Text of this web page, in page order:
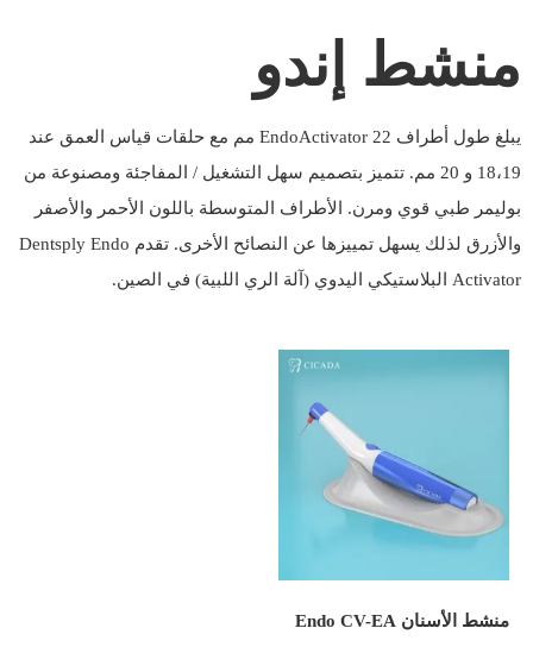
منشط إندو
يبلغ طول أطراف EndoActivator 22 مم مع حلقات قياس العمق عند
18،19 و 20 مم. تتميز بتصميم سهل التشغيل / المفاجئة ومصنوعة من
بوليمر طبي قوي ومرن. الأطراف المتوسطة باللون الأحمر والأصفر
والأزرق لذلك يسهل تمييزها عن النصائح الأخرى. تقدم Dentsply Endo
Activator البلاستيكي اليدوي (آلة الري اللبية) في الصين.
منشط الأسنان Endo CV-EA